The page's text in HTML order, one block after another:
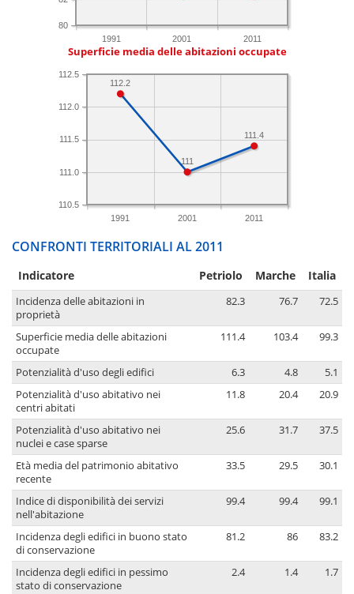
1991 2001 2011
80
Superficie media delle abitazioni occupate
1991 2001 2011
110.5
111.0
111.5
112.0
112.5
111.4
111
112.2
CONFRONTI TERRITORIALI AL 2011
Indicatore Petriolo Marche Italia
Incidenza delle abitazioni in
proprietà
82.3 76.7 72.5
Superficie media delle abitazioni
occupate
111.4 103.4 99.3
Potenzialità d'uso degli edifici 6.3 4.8
5.1
Potenzialità d'uso abitativo nei
centri abitati
11.8 20.4 20.9
Potenzialità d'uso abitativo nei
nuclei e case sparse
25.6 31.7 37.5
Età media del patrimonio abitativo
recente
33.5 29.5 30.1
Indice di disponibilità dei servizi
nell'abitazione
99.4 99.4 99.1
Incidenza degli edifici in buono stato
di conservazione
81.2 86 83.2
Incidenza degli edifici in pessimo
stato di conservazione
2.4 1.4 1.7